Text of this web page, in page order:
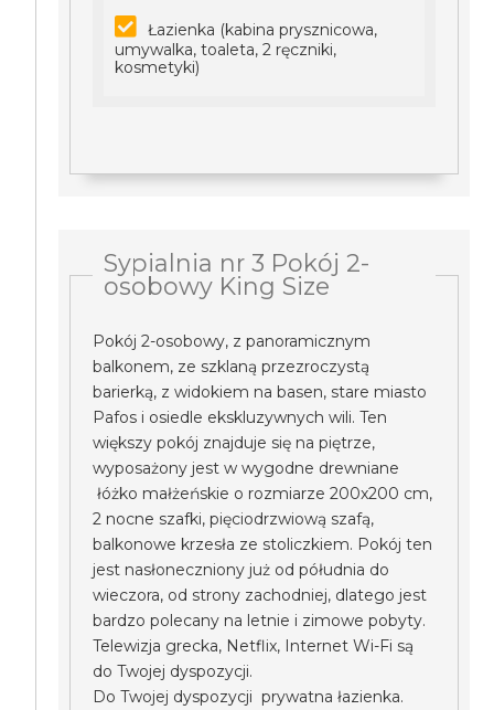
Łazienka (kabina prysznicowa,
umywalka, toaleta, 2 ręczniki,
kosmetyki)
Sypialnia nr 3 Pokój 2-
osobowy King Size
Pokój 2-osobowy, z panoramicznym
balkonem, ze szklaną przezroczystą
barierką, z widokiem na basen, stare miasto
Pafos i osiedle ekskluzywnych wili. Ten
większy pokój znajduje się na piętrze,
wyposażony jest w wygodne drewniane
łóżko małżeńskie o rozmiarze 200x200 cm,
2 nocne szafki, pięciodrzwiową szafą,
balkonowe krzesła ze stoliczkiem. Pokój ten
jest nasłoneczniony już od półudnia do
wieczora, od strony zachodniej, dlatego jest
bardzo polecany na letnie i zimowe pobyty.
Telewizja grecka, Netflix, Internet Wi-Fi są
do Twojej dyspozycji.
Do Twojej dyspozycji prywatna łazienka.